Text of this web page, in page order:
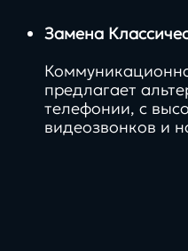
Замена
предлагает
телефонии, с
видеозвонков и